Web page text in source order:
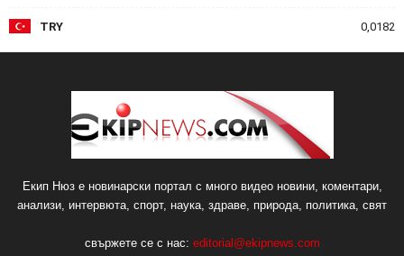
TRY 0,0182
Екип Нюз е новинарски портал с много видео новини, коментари,
анализи, интервюта, спорт, наука, здраве, природа, политика, свят
свържете се с нас: editorial@ekipnews.com